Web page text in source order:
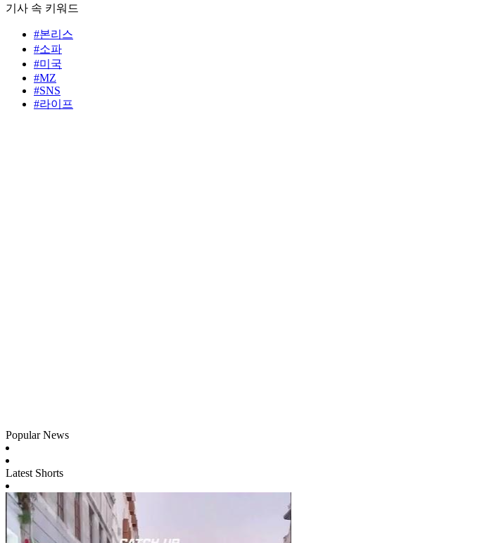
기사 속 키워드
#본리스
#소파
#미국
#MZ
#SNS
#라이프
Popular News
Latest Shorts